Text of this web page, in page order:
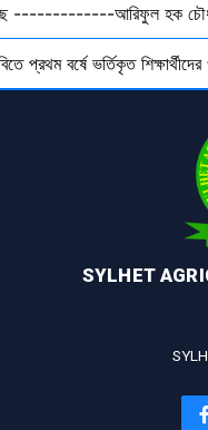
-------------আরিফুল হক
প্রথম বর্ষে ভর্তিকৃত শিক্ষার্থীদের
SYLHET